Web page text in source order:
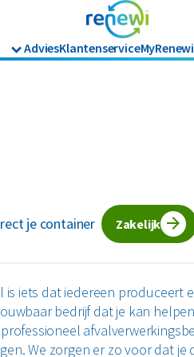
Zakelijke dienstverlening
Zorg
Bekijk alle branches
AdviesKlantenserviceMyRenewi
je container Zakelijk
is iets dat iedereen produceert
bedrijf dat je kan
We zorgen er zo voor dat